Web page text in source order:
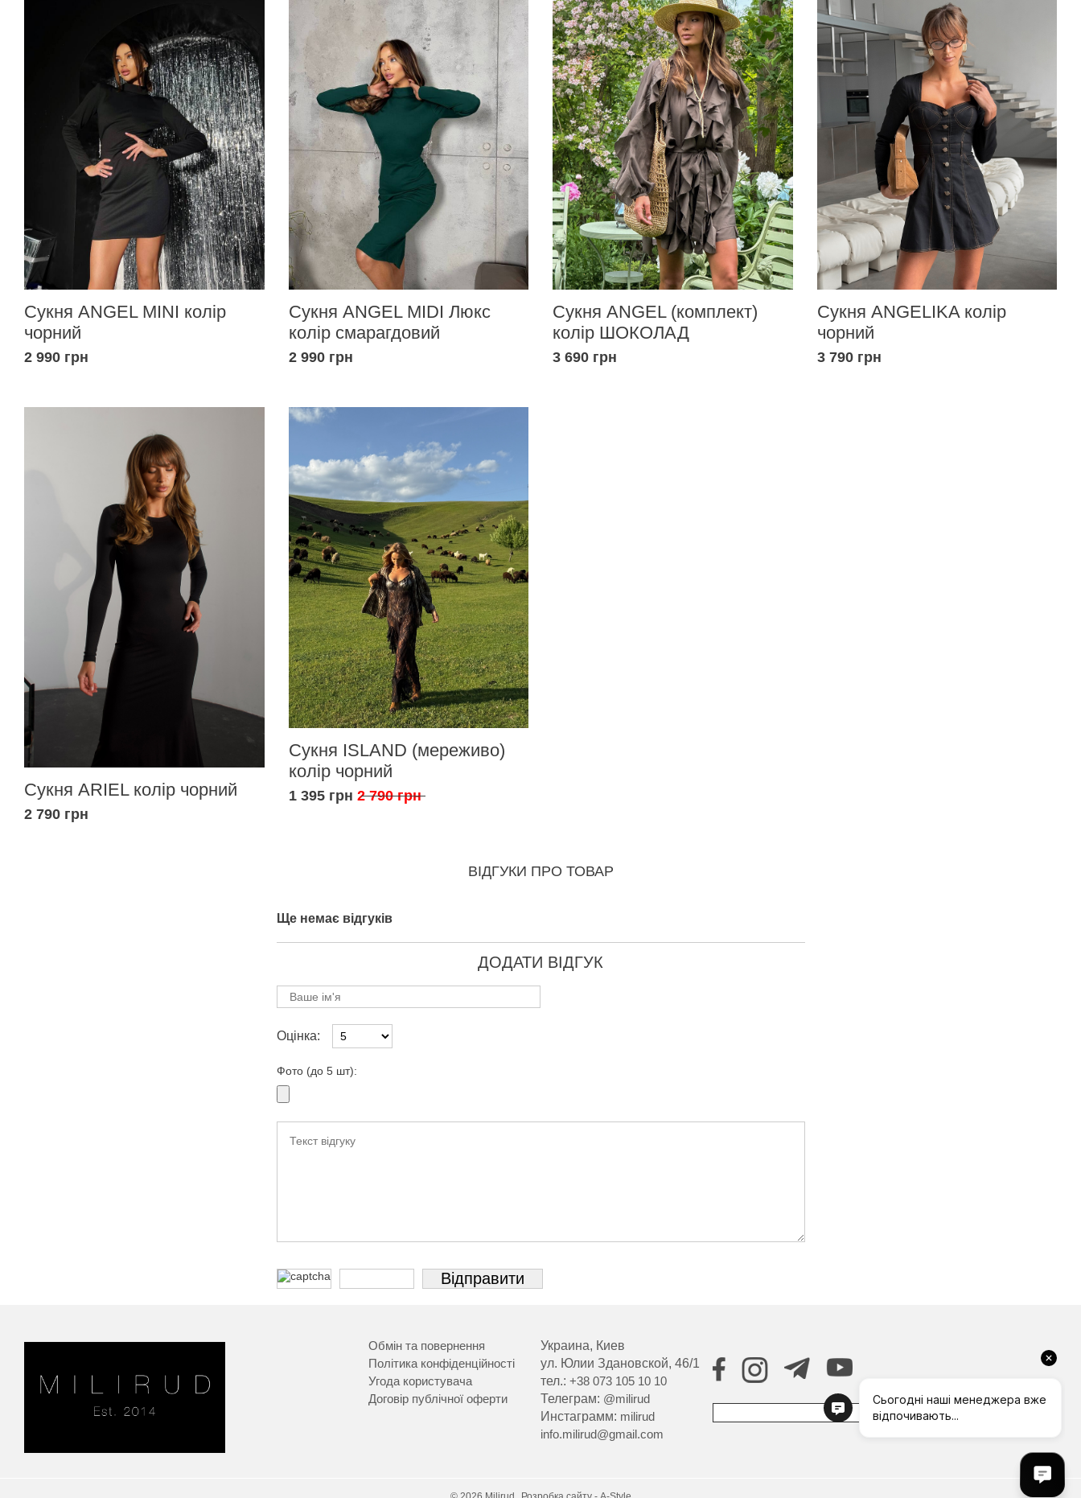
Сукня ANGEL MINI колір
чорний
2 990 грн
Сукня ANGEL MIDI Люкс
колір смарагдовий
2 990 грн
Сукня ANGEL (комплект)
колір ШОКОЛАД
3 690 грн
Сукня ANGELIKA колір
чорний
3 790 грн
Сукня ARIEL колір чорний
2 790 грн
Сукня ISLAND (мереживо)
колір чорний
1 395 грн 2 790 грн
ВІДГУКИ ПРО ТОВАР
Ще немає відгуків
ДОДАТИ ВІДГУК
Оцінка:
Фото (до 5 шт):
Обмін та повернення
Політика конфіденційності
Угода користувача
Договір публічної оферти
Украина, Киев
ул. Юлии Здановской, 46/1
тел.: +38 073 105 10 10
Телеграм: @milirud
Инстаграмм: milirud
info.milirud@gmail.com